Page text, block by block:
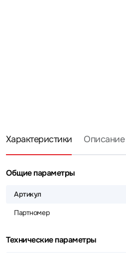
Характеристики Описание
Общие параметры
Артикул
Партномер
Технические параметры